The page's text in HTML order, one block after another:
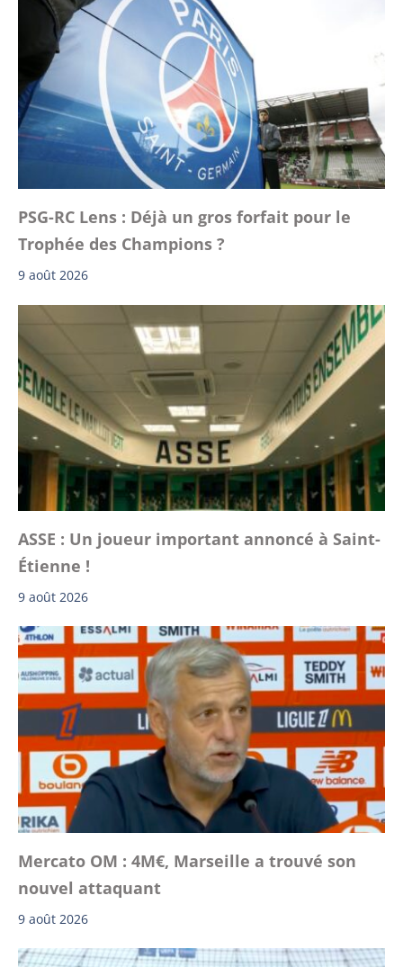
PSG-RC Lens : Déjà un gros forfait pour le
Trophée des Champions ?
9 août 2026
ASSE : Un joueur important annoncé à Saint-
Étienne !
9 août 2026
Mercato OM : 4M€, Marseille a trouvé son
nouvel attaquant
9 août 2026